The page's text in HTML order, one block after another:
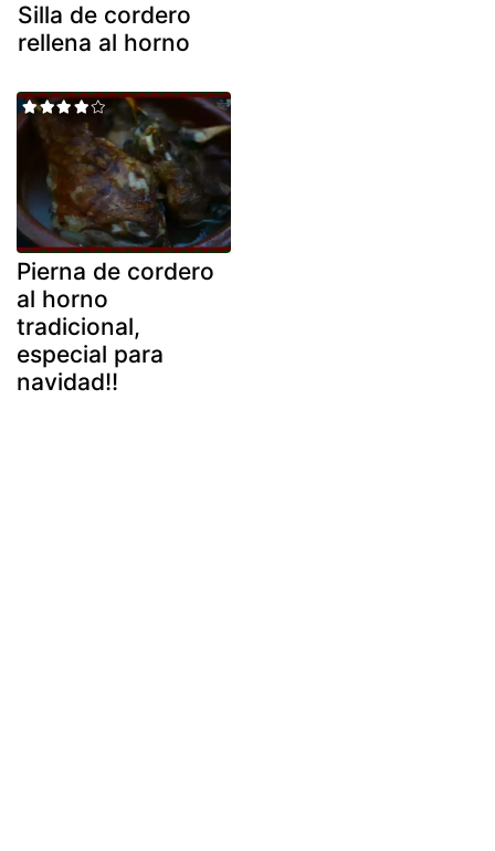
Silla de cordero
rellena al horno
Pierna de cordero
al horno
tradicional,
especial para
navidad!!